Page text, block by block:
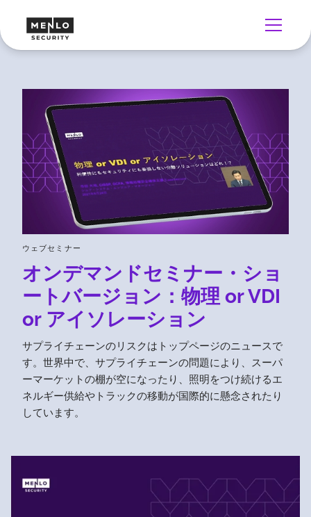
ウェブセミナー
オンデマンドセミナー・ショ
ートバージョン：物理 or VDI
or アイソレーション
サプライチェーンのリスクはトップページのニュースで
す。世界中で、サプライチェーンの問題により、スーパ
ーマーケットの棚が空になったり、照明をつけ続けるエ
ネルギー供給やトラックの移動が国際的に懸念されたり
しています。